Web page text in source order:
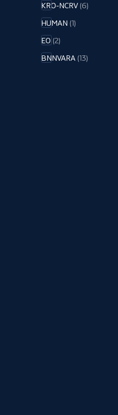
KRO-NCRV(6)
HUMAN (1)
EO (2)
BNNVARA (13)